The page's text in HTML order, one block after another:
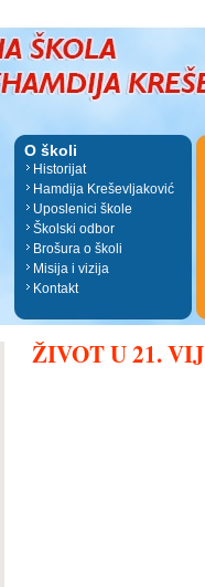
O školi
Historijat
Hamdija Kreševljaković
Uposlenici škole
Školski odbor
Brošura o školi
Misija i vizija
Kontakt
ŽIVOT U 21.